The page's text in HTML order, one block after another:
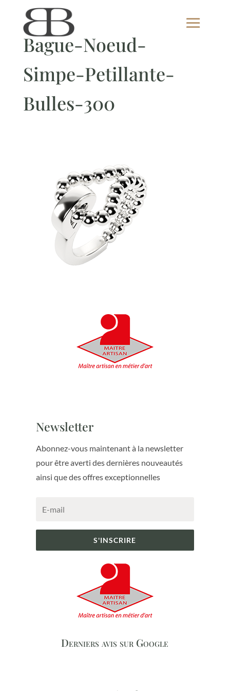
Bague-Noeud-
Simpe-Petillante-
Bulles-300
Newsletter
Abonnez-vous maintenant à la newsletter
pour être averti des dernières nouveautés
ainsi que des offres exceptionnelles
S'INSCRIRE
Derniers avis sur Google